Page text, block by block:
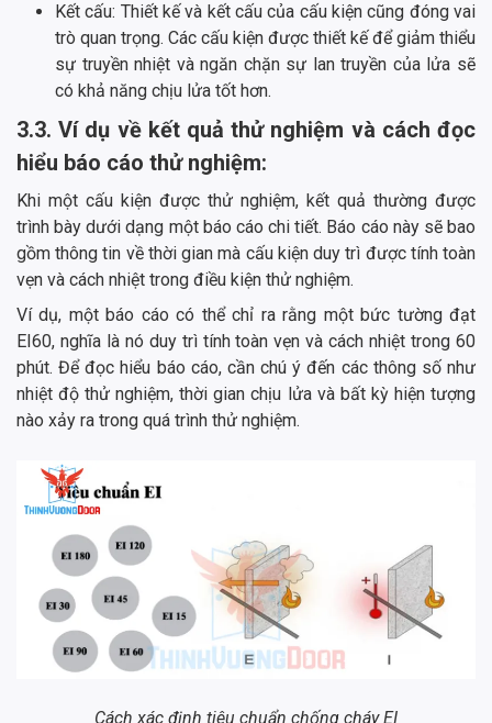
Kết cấu: Thiết kế và kết cấu của cấu kiện cũng đóng vai
trò quan trọng. Các cấu kiện được thiết kế để giảm thiểu
sự truyền nhiệt và ngăn chặn sự lan truyền của lửa sẽ
có khả năng chịu lửa tốt hơn.
3.3. Ví dụ về kết quả thử nghiệm và cách đọc
hiểu báo cáo thử nghiệm:
Khi một cấu kiện được thử nghiệm, kết quả thường được
trình bày dưới dạng một báo cáo chi tiết. Báo cáo này sẽ bao
gồm thông tin về thời gian mà cấu kiện duy trì được tính toàn
vẹn và cách nhiệt trong điều kiện thử nghiệm.
Ví dụ, một báo cáo có thể chỉ ra rằng một bức tường đạt
EI60, nghĩa là nó duy trì tính toàn vẹn và cách nhiệt trong 60
phút. Để đọc hiểu báo cáo, cần chú ý đến các thông số như
nhiệt độ thử nghiệm, thời gian chịu lửa và bất kỳ hiện tượng
nào xảy ra trong quá trình thử nghiệm.
Cách xác định tiêu chuẩn chống cháy EI